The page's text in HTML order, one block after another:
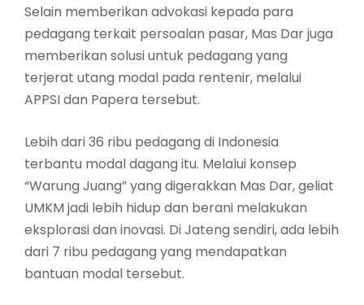
Selain memberikan advokasi kepada para
pedagang terkait persoalan pasar, Mas Dar juga
memberikan solusi untuk pedagang yang
terjerat utang modal pada rentenir, melalui
APPSI dan Papera tersebut.
Lebih dari 36 ribu pedagang di Indonesia
terbantu modal dagang itu. Melalui konsep
“Warung Juang” yang digerakkan Mas Dar, geliat
UMKM jadi lebih hidup dan berani melakukan
eksplorasi dan inovasi. Di Jateng sendiri, ada lebih
dari 7 ribu pedagang yang mendapatkan
bantuan modal tersebut.